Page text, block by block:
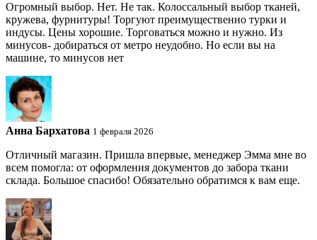
Огромный выбор. Нет. Не так. Колоссальный выбор тканей,
кружева, фурнитуры! Торгуют преимущественно турки и
индусы. Цены хорошие. Торговаться можно и нужно. Из
минусов- добираться от метро неудобно. Но если вы на
машине, то минусов нет
Анна Бархатова 1 февраля 2026
Отличный магазин. Пришла впервые, менеджер Эмма мне во
всем помогла: от оформления документов до забора ткани
склада. Большое спасибо! Обязательно обратимся к вам еще.